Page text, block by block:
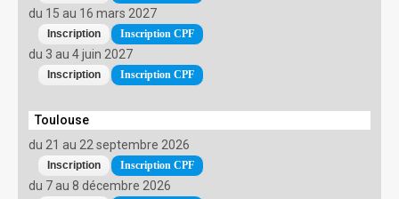
du 15 au 16 mars 2027
Inscription CPF
du 3 au 4 juin 2027
Inscription CPF
Toulouse
du 21 au 22 septembre 2026
Inscription CPF
du 7 au 8 décembre 2026